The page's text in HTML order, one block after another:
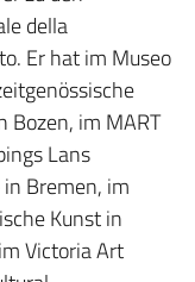
della
Er hat im Museo
Bozen, im MART
Lans
Bremen, im
Kunst in
Victoria Art